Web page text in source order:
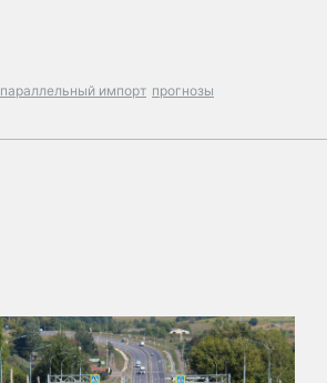
параллельный импорт прогнозы